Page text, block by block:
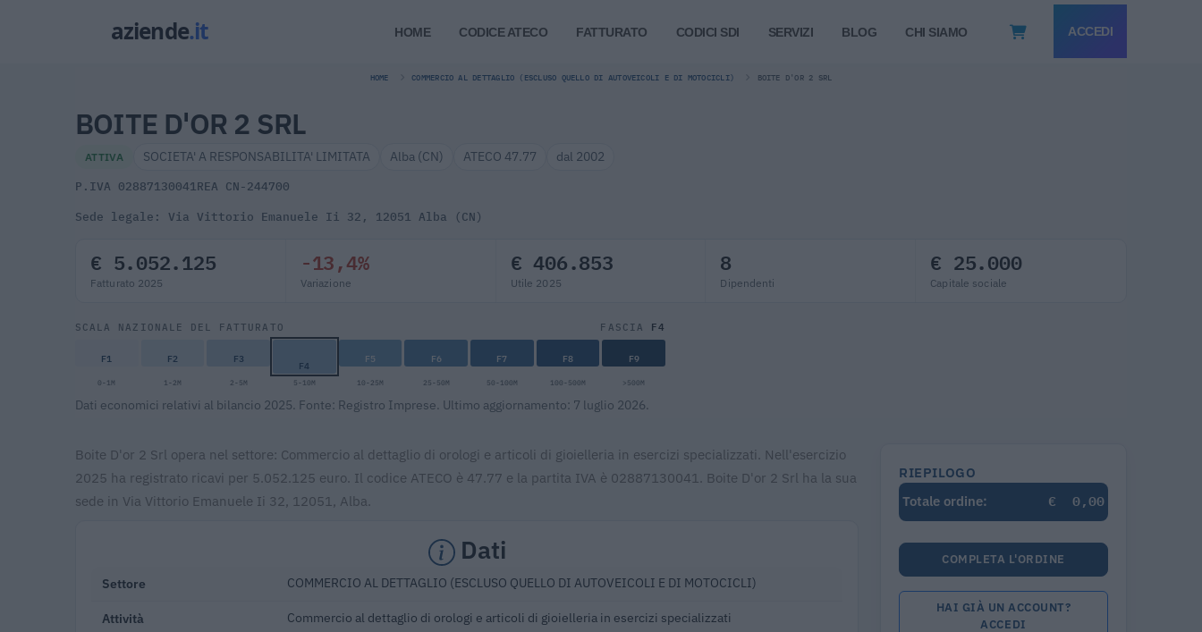
HOME CODICE ATECO FATTURATO CODICI SDI SERVIZI BLOG CHI SIAMO ACCEDI
HOME COMMERCIO AL DETTAGLIO (ESCLUSO QUELLO DI AUTOVEICOLI E DI MOTOCICLI) BOITE D'OR 2 SRL
BOITE D'OR 2 SRL
ATTIVA SOCIETA' A RESPONSABILITA' LIMITATA Alba (CN) ATECO 47.77 dal 2002
P.IVA 02887130041REA CN-244700
Sede legale: Via Vittorio Emanuele Ii 32, 12051 Alba (CN)
€ 5.052.125
Fatturato 2025
-13,4%
Variazione
€ 406.853
Utile 2025
8
Dipendenti
€ 25.000
Capitale sociale
SCALA NAZIONALE DEL FATTURATO FASCIA F4
F1 F2 F3 F4 F5 F6 F7 F8 F9
0-1M 1-2M 2-5M 5-10M 10-25M 25-50M 50-100M 100-500M >500M
Dati economici relativi al bilancio 2025. Fonte: Registro Imprese. Ultimo aggiornamento: 7 luglio 2026.
Boite D'or 2 Srl opera nel settore: Commercio al dettaglio di orologi e articoli di gioielleria in esercizi specializzati. Nell'esercizio
2025 ha registrato ricavi per 5.052.125 euro. Il codice ATECO è 47.77 e la partita IVA è 02887130041. Boite D'or 2 Srl ha la sua
sede in Via Vittorio Emanuele Ii 32, 12051, Alba.
Dati
Settore COMMERCIO AL DETTAGLIO (ESCLUSO QUELLO DI AUTOVEICOLI E DI MOTOCICLI)
Attività Commercio al dettaglio di orologi e articoli di gioielleria in esercizi specializzati
RIEPILOGO
Totale ordine:
€ 0,00
COMPLETA L'ORDINE
HAI GIÀ UN ACCOUNT?
ACCEDI